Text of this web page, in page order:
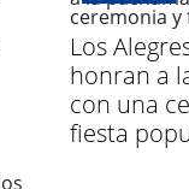
Los
honran a
con una
fiesta